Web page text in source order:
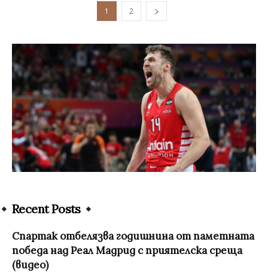
1 2
Recent Posts
Спартак отбелязва годишнина от паметната
победа над Реал Мадрид с приятелска среща
(видео)